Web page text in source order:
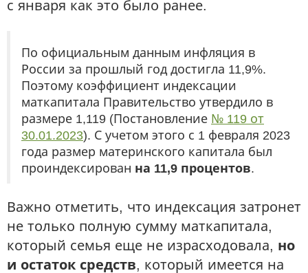
с января как это было ранее.
По официальным данным инфляция в
России за прошлый год достигла 11,9%.
Поэтому коэффициент индексации
маткапитала Правительство утвердило в
размере 1,119 (Постановление № 119 от
30.01.2023). С учетом этого с 1 февраля 2023
года размер материнского капитала был
проиндексирован на 11,9 процентов.
Важно отметить, что индексация затронет
не только полную сумму маткапитала,
который семья еще не израсходовала, но
и остаток средств, который имеется на